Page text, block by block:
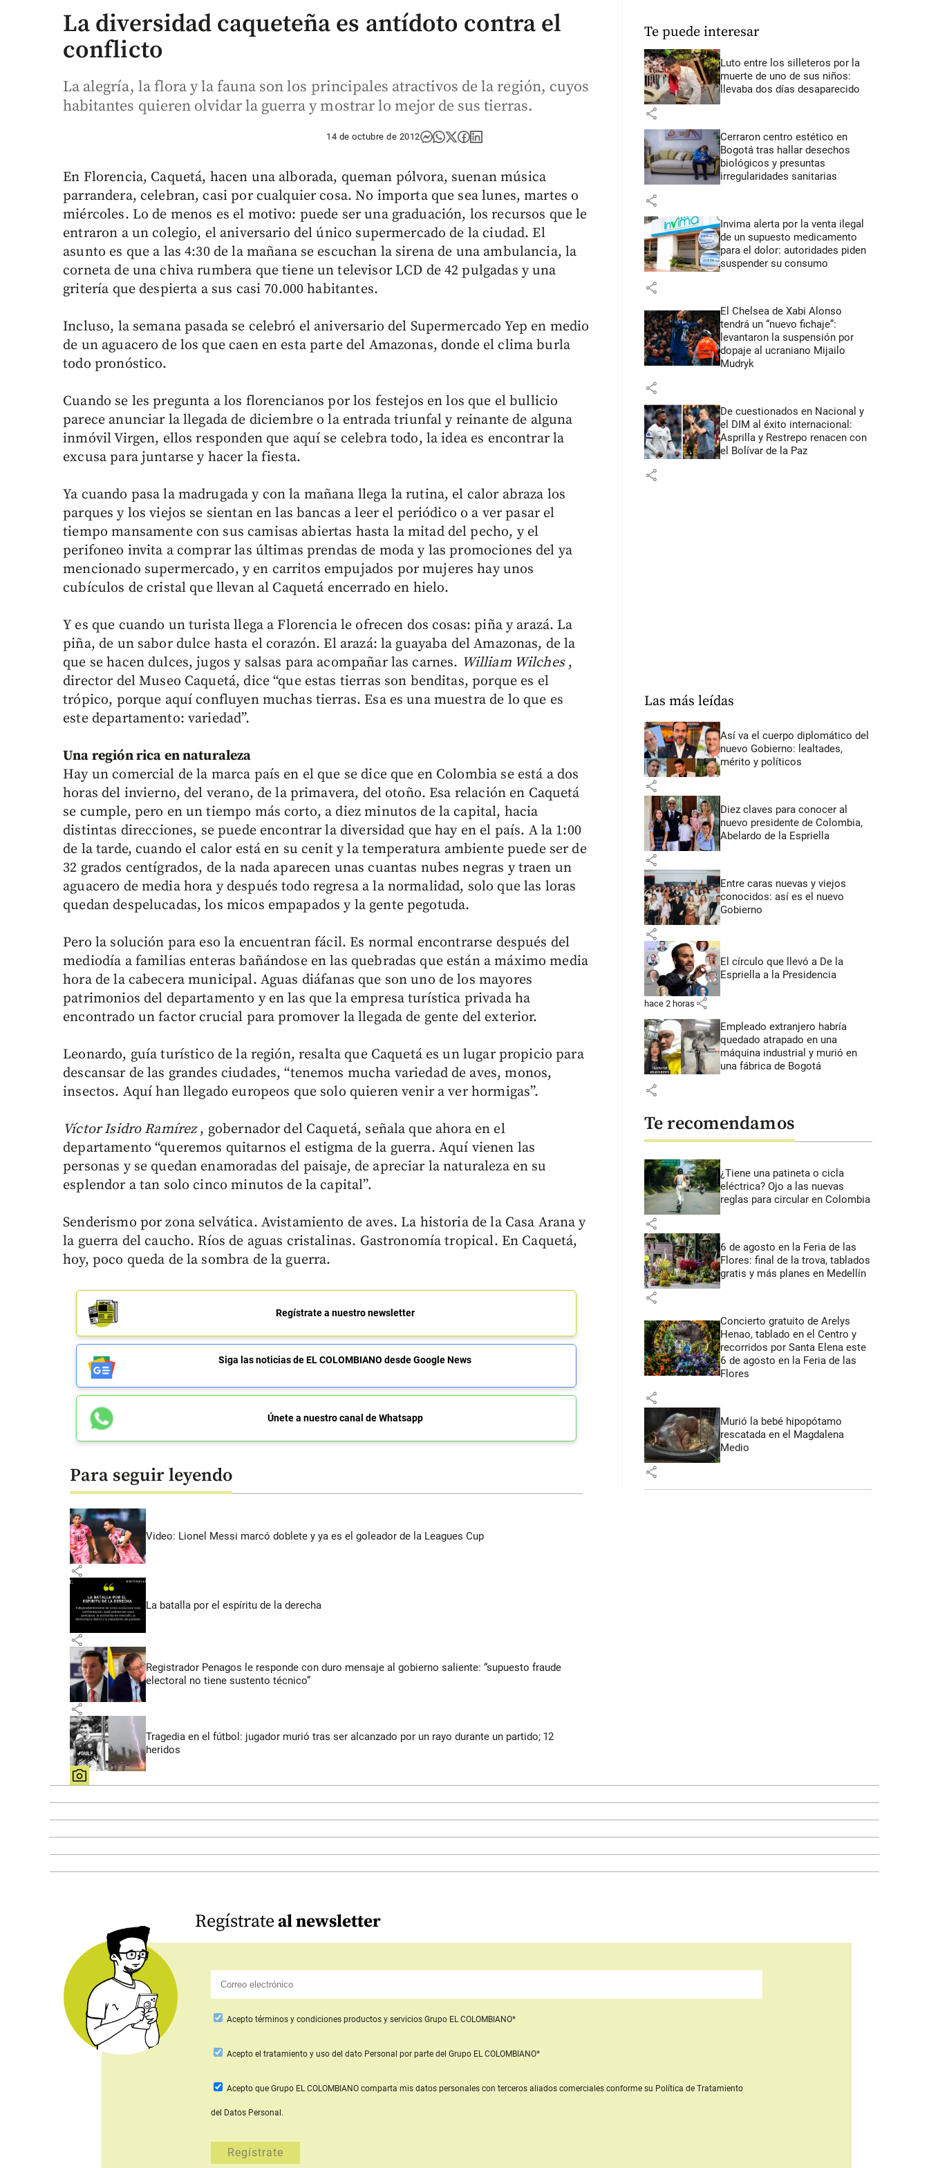
La diversidad caqueteña es antídoto contra el
conflicto
La alegría, la flora y la fauna son los principales atractivos de la región, cuyos
habitantes quieren olvidar la guerra y mostrar lo mejor de sus tierras.
14 de octubre de 2012
En Florencia, Caquetá, hacen una alborada, queman pólvora, suenan música
parrandera, celebran, casi por cualquier cosa. No importa que sea lunes, martes o
miércoles. Lo de menos es el motivo: puede ser una graduación, los recursos que le
entraron a un colegio, el aniversario del único supermercado de la ciudad. El
asunto es que a las 4:30 de la mañana se escuchan la sirena de una ambulancia, la
corneta de una chiva rumbera que tiene un televisor LCD de 42 pulgadas y una
gritería que despierta a sus casi 70.000 habitantes.
Incluso, la semana pasada se celebró el aniversario del Supermercado Yep en medio
de un aguacero de los que caen en esta parte del Amazonas, donde el clima burla
todo pronóstico.
Cuando se les pregunta a los florencianos por los festejos en los que el bullicio
parece anunciar la llegada de diciembre o la entrada triunfal y reinante de alguna
inmóvil Virgen, ellos responden que aquí se celebra todo, la idea es encontrar la
excusa para juntarse y hacer la fiesta.
Ya cuando pasa la madrugada y con la mañana llega la rutina, el calor abraza los
parques y los viejos se sientan en las bancas a leer el periódico o a ver pasar el
tiempo mansamente con sus camisas abiertas hasta la mitad del pecho, y el
perifoneo invita a comprar las últimas prendas de moda y las promociones del ya
mencionado supermercado, y en carritos empujados por mujeres hay unos
cubículos de cristal que llevan al Caquetá encerrado en hielo.
Y es que cuando un turista llega a Florencia le ofrecen dos cosas: piña y arazá. La
piña, de un sabor dulce hasta el corazón. El arazá: la guayaba del Amazonas, de la
que se hacen dulces, jugos y salsas para acompañar las carnes. William Wilches,
director del Museo Caquetá, dice “que estas tierras son benditas, porque es el
trópico, porque aquí confluyen muchas tierras. Esa es una muestra de lo que es
este departamento: variedad”.
Una región rica en naturaleza
Hay un comercial de la marca país en el que se dice que en Colombia se está a dos
horas del invierno, del verano, de la primavera, del otoño. Esa relación en Caquetá
se cumple, pero en un tiempo más corto, a diez minutos de la capital, hacia
distintas direcciones, se puede encontrar la diversidad que hay en el país. A la 1:00
de la tarde, cuando el calor está en su cenit y la temperatura ambiente puede ser de
32 grados centígrados, de la nada aparecen unas cuantas nubes negras y traen un
aguacero de media hora y después todo regresa a la normalidad, solo que las loras
quedan despelucadas, los micos empapados y la gente pegotuda.
Pero la solución para eso la encuentran fácil. Es normal encontrarse después del
mediodía a familias enteras bañándose en las quebradas que están a máximo media
hora de la cabecera municipal. Aguas diáfanas que son uno de los mayores
patrimonios del departamento y en las que la empresa turística privada ha
encontrado un factor crucial para promover la llegada de gente del exterior.
Leonardo, guía turístico de la región, resalta que Caquetá es un lugar propicio para
descansar de las grandes ciudades, “tenemos mucha variedad de aves, monos,
insectos. Aquí han llegado europeos que solo quieren venir a ver hormigas”.
Víctor Isidro Ramírez, gobernador del Caquetá, señala que ahora en el
departamento “queremos quitarnos el estigma de la guerra. Aquí vienen las
personas y se quedan enamoradas del paisaje, de apreciar la naturaleza en su
esplendor a tan solo cinco minutos de la capital”.
Senderismo por zona selvática. Avistamiento de aves. La historia de la Casa Arana y
la guerra del caucho. Ríos de aguas cristalinas. Gastronomía tropical. En Caquetá,
hoy, poco queda de la sombra de la guerra.
Regístrate a nuestro newsletter
Siga las noticias de EL COLOMBIANO desde Google News
Únete a nuestro canal de Whatsapp
Para seguir leyendo
Video: Lionel Messi marcó doblete y ya es el goleador de la Leagues Cup
share
La batalla por el espíritu de la derecha
share
Registrador Penagos le responde con duro mensaje al gobierno saliente: “supuesto fraude
electoral no tiene sustento técnico”
share
Tragedia en el fútbol: jugador murió tras ser alcanzado por un rayo durante un partido; 12
heridos
share
Te puede interesar
Luto entre los silleteros por la
muerte de uno de sus niños:
llevaba dos días desaparecido
share
Cerraron centro estético en
Bogotá tras hallar desechos
biológicos y presuntas
irregularidades sanitarias
share
Invima alerta por la venta ilegal
de un supuesto medicamento
para el dolor: autoridades piden
suspender su consumo
share
El Chelsea de Xabi Alonso
tendrá un “nuevo fichaje”:
levantaron la suspensión por
dopaje al ucraniano Mijailo
Mudryk
share
De cuestionados en Nacional y
el DIM al éxito internacional:
Asprilla y Restrepo renacen con
el Bolívar de la Paz
share
Las más leídas
Así va el cuerpo diplomático del
nuevo Gobierno: lealtades,
mérito y políticos
share
Diez claves para conocer al
nuevo presidente de Colombia,
Abelardo de la Espriella
share
Entre caras nuevas y viejos
conocidos: así es el nuevo
Gobierno
share
El círculo que llevó a De la
Espriella a la Presidencia
hace 2 horas share
Empleado extranjero habría
quedado atrapado en una
máquina industrial y murió en
una fábrica de Bogotá
share
Te recomendamos
¿Tiene una patineta o cicla
eléctrica? Ojo a las nuevas
reglas para circular en Colombia
share
6 de agosto en la Feria de las
Flores: final de la trova, tablados
gratis y más planes en Medellín
share
Concierto gratuito de Arelys
Henao, tablado en el Centro y
recorridos por Santa Elena este
6 de agosto en la Feria de las
Flores
share
Murió la bebé hipopótamo
rescatada en el Magdalena
Medio
share
Regístrateal newsletter
Acepto términos y condiciones productos y servicios Grupo EL COLOMBIANO*
Aceptoel tratamiento y uso del dato Personal por parte del Grupo EL COLOMBIANO*
Acepto que Grupo EL COLOMBIANO comparta mis datos personales con terceros aliados comercialesconforme su Política de Tratamiento
del Datos Personal.